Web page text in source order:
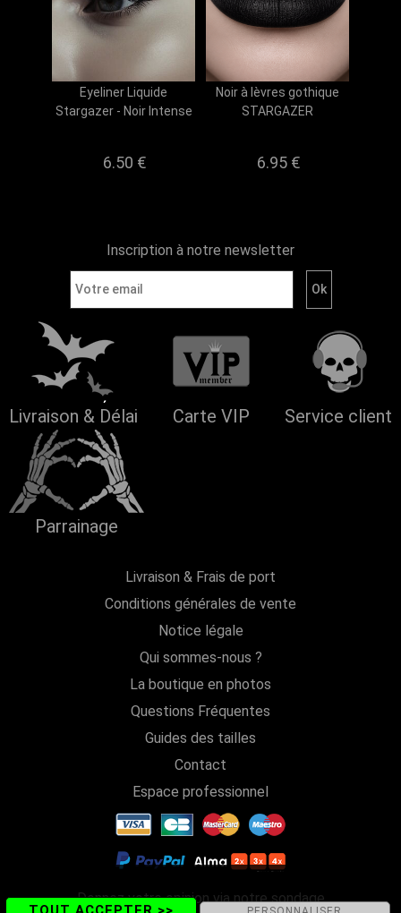
Eyeliner Liquide
Stargazer - Noir Intense
6.50 €
Noir à lèvres gothique
STARGAZER
6.95 €
Inscription à notre newsletter
Livraison & Délai Carte VIP Service client
Parrainage
Livraison & Frais de port
Conditions générales de vente
Notice légale
Qui sommes-nous ?
La boutique en photos
Questions Fréquentes
Guides des tailles
Contact
Espace professionnel
Donnez votre opinion via notre sondage